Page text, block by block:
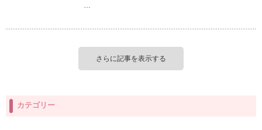
…
さらに記事を表示する
カテゴリー